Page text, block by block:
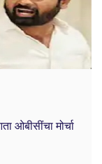
ओबीसींचा मोर्चा